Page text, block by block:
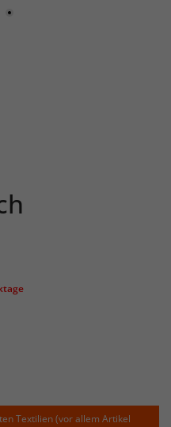
Textilien (vor allem Artikel